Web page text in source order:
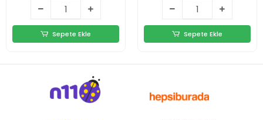
Sepete Ekle Sepete Ekle